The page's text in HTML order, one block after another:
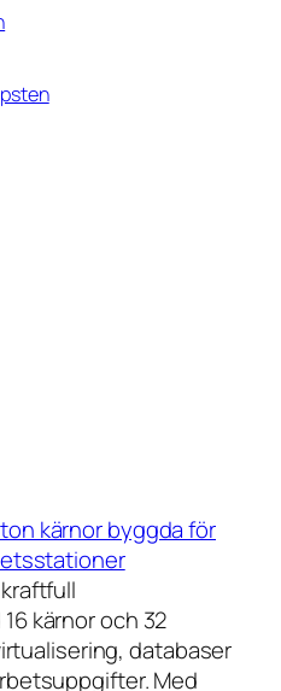
kärnor byggda för
kraftfull
kärnor och 32
databaser
Med